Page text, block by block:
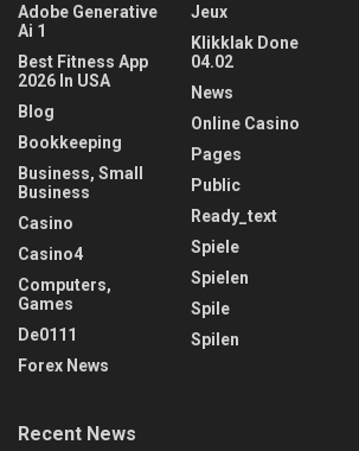
Adobe Generative
Ai 1
Best Fitness App
2026 In USA
Blog
Bookkeeping
Business, Small
Business
Casino
Casino4
Computers,
Games
De0111
Forex News
Jeux
Klikklak Done
04.02
News
Online Casino
Pages
Public
Ready_text
Spiele
Spielen
Spile
Spilen
Recent News